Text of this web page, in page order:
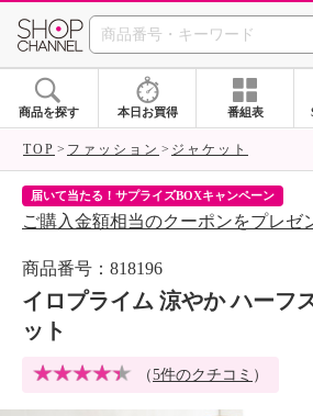
SHOP
商品を探す 本日お買得 番組表
TOP ファッション ジャケット
届いて当たる！サプライズBOXキャンペーン
ご購入金額相当のクーポンをプレゼ
商品番号：818196
イロプライム 涼やか ハーフ
ット
（5件のクチコミ ）